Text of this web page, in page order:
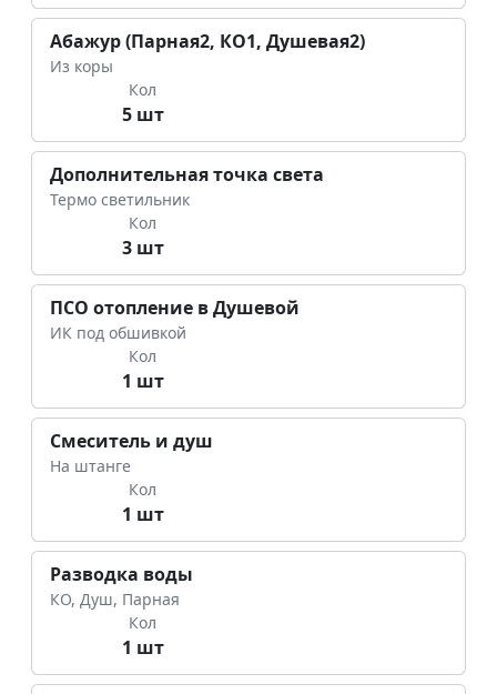
Абажур (Парная2, КО1, Душевая2)
Из коры
Кол
5 шт
Дополнительная точка света
Термо светильник
Кол
3 шт
ПСО отопление в Душевой
ИК под обшивкой
Кол
1 шт
Смеситель и душ
На штанге
Кол
1 шт
Разводка воды
КО, Душ, Парная
Кол
1 шт